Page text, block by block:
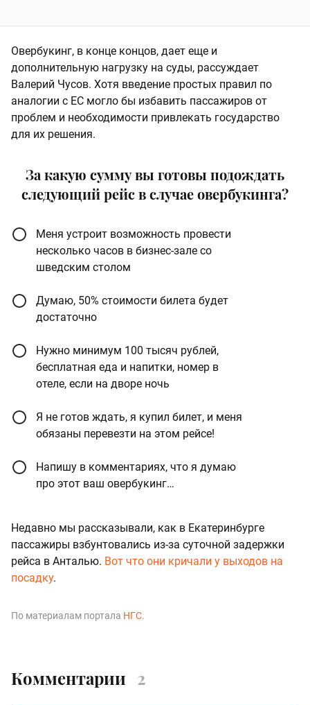
Овербукинг, в конце концов, дает еще и
дополнительную нагрузку на суды, рассуждает
Валерий Чусов. Хотя введение простых правил по
аналогии с ЕС могло бы избавить пассажиров от
проблем и необходимости привлекать государство
для их решения.
За какую сумму вы готовы подождать
следующий рейс в случае овербукинга?
Меня устроит возможность провести
несколько часов в бизнес-зале со
шведским столом
Думаю, 50% стоимости билета будет
достаточно
Нужно минимум 100 тысяч рублей,
бесплатная еда и напитки, номер в
отеле, если на дворе ночь
Я не готов ждать, я купил билет, и меня
обязаны перевезти на этом рейсе!
Напишу в комментариях, что я думаю
про этот ваш овербукинг…
Недавно мы рассказывали, как в Екатеринбурге
пассажиры взбунтовались из-за суточной задержки
рейса в Анталью. Вот что они кричали у выходов на
посадку.
По материалам портала НГС.
Комментарии 2